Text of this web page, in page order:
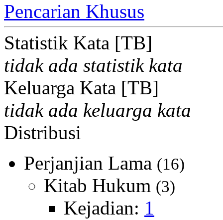
Pencarian Khusus
Statistik Kata [TB]
tidak ada statistik kata
Keluarga Kata [TB]
tidak ada keluarga kata
Distribusi
Perjanjian Lama (16)
Kitab Hukum (3)
Kejadian: 1